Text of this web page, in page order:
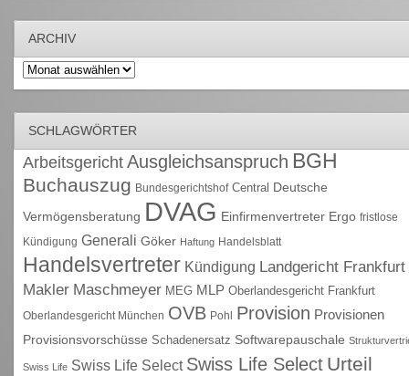
ARCHIV
Archiv
SCHLAGWÖRTER
Arbeitsgericht Ausgleichsanspruch BGH
Buchauszug Bundesgerichtshof Central Deutsche
Vermögensberatung DVAG Einfirmenvertreter Ergo fristlose
Kündigung Generali Göker Haftung Handelsblatt
Handelsvertreter Kündigung Landgericht Frankfurt
Makler Maschmeyer MEG MLP Oberlandesgericht Frankfurt
Oberlandesgericht München OVB Pohl Provision Provisionen
Provisionsvorschüsse Schadenersatz Softwarepauschale
Swiss Life Swiss Life Select Swiss Life Select Urteil